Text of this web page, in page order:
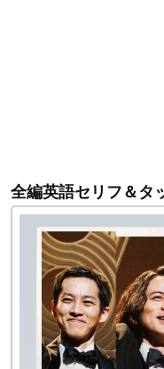
全編英語セリフ＆タ